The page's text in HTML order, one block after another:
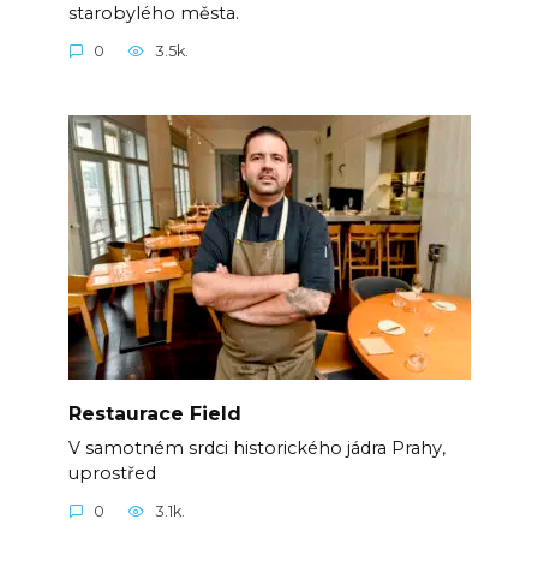
starobylého města.
0 3.5k.
Restaurace Field
V samotném srdci historického jádra Prahy,
uprostřed
0 3.1k.